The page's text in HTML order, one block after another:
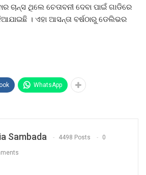
ଚାନ୍ସ ଥିଲେ ଚେତାବନୀ ଦେବା ପାଇଁ ଗାଡିରେ
। ଏହା ଆସନ୍ତା ବର୍ଷଠାରୁ ଡେଲିଭର
WhatsApp
Sambada 4498 Posts 0